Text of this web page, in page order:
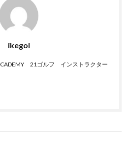
ikegol
21ゴルフ インストラクター